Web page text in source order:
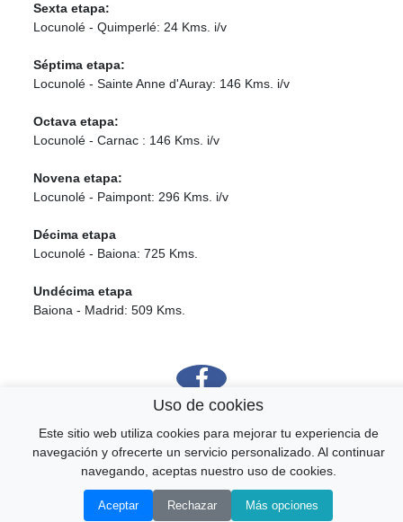
Sexta etapa:
Locunolé - Quimperlé: 24 Kms. i/v
Séptima etapa:
Locunolé - Sainte Anne d'Auray: 146 Kms. i/v
Octava etapa:
Locunolé - Carnac : 146 Kms. i/v
Novena etapa:
Locunolé - Paimpont: 296 Kms. i/v
Décima etapa
Locunolé - Baiona: 725 Kms.
Undécima etapa
Baiona - Madrid: 509 Kms.
© amiaire.net & pueblosmadrid.net 2026 CONTACTO ↑
Uso de cookies
Este sitio web utiliza cookies para mejorar tu experiencia de
navegación y ofrecerte un servicio personalizado. Al continuar
navegando, aceptas nuestro uso de cookies.
Aceptar Rechazar Más opciones